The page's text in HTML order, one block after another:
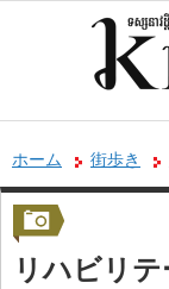
ホーム 街歩き
リハビリ